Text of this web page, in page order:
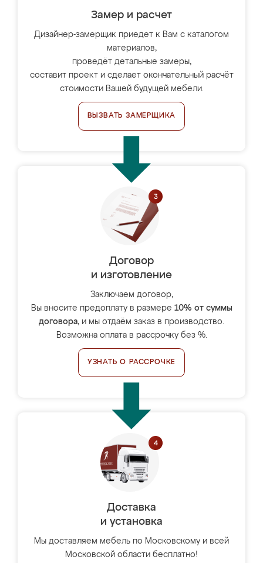
Замер и расчет
Дизайнер-замерщик приедет к Вам с каталогом
материалов,
проведёт детальные замеры,
составит проект и сделает окончательный расчёт
стоимости Вашей будущей мебели.
ВЫЗВАТЬ ЗАМЕРЩИКА
Договор
и изготовление
Заключаем договор,
Вы вносите предоплату в размере 10% от суммы
договора, и мы отдаём заказ в производство.
Возможна оплата в рассрочку без %.
УЗНАТЬ О РАССРОЧКЕ
Доставка
и установка
Мы доставляем мебель по Московскому и всей
Московской области бесплатно!